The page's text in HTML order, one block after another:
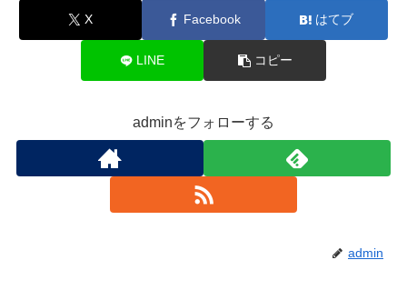
X Facebook はてブ
LINE コピー
adminをフォローする
admin